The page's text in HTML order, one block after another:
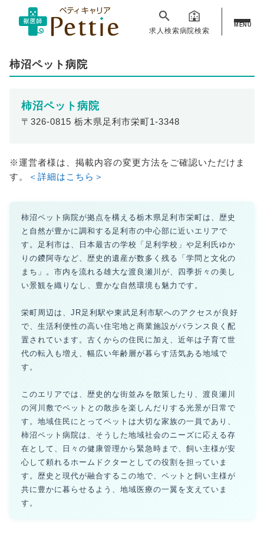
求人検索病院検索
MENU
柿沼ペット病院
柿沼ペット病院
〒326-0815 栃木県足利市栄町1-3348
※運営者様は、掲載内容の変更方法をご確認いただけま
す。
＜詳細はこちら＞
柿沼ペット病院が拠点を構える栃木県足利市栄町は、歴史
と自然が豊かに調和する足利市の中心部に近いエリアで
す。足利市は、日本最古の学校「足利学校」や足利氏ゆか
りの鑁阿寺など、歴史的遺産が数多く残る「学問と文化の
まち」。市内を流れる雄大な渡良瀬川が、四季折々の美し
い景観を織りなし、豊かな自然環境も魅力です。
栄町周辺は、JR足利駅や東武足利市駅へのアクセスが良好
で、生活利便性の高い住宅地と商業施設がバランス良く配
置されています。古くからの住民に加え、近年は子育て世
代の転入も増え、幅広い年齢層が暮らす活気ある地域で
す。
このエリアでは、歴史的な街並みを散策したり、渡良瀬川
の河川敷でペットとの散歩を楽しんだりする光景が日常で
す。地域住民にとってペットは大切な家族の一員であり、
柿沼ペット病院は、そうした地域社会のニーズに応える存
在として、日々の健康管理から緊急時まで、飼い主様が安
心して頼れるホームドクターとしての役割を担っていま
す。歴史と現代が融合するこの地で、ペットと飼い主様が
共に豊かに暮らせるよう、地域医療の一翼を支えていま
す。